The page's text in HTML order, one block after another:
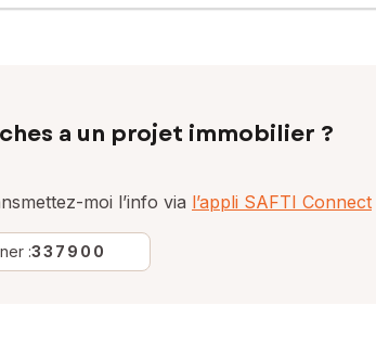
a un projet immobilier ?
moi l’info via l’appli SAFTI Connect
:337900